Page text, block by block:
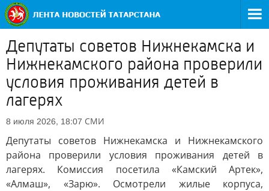
Депутаты советов Нижнекамска и
Нижнекамского района проверили
условия проживания детей в
лагерях
8 июля 2026, 18:07 СМИ
Депутаты советов Нижнекамска и Нижнекамского
района проверили условия проживания детей в
лагерях. Комиссия посетила «Камский Артек»,
«Алмаш», «Зарю». Осмотрели жилые корпуса,